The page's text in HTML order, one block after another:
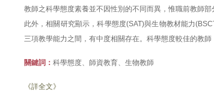
教師之科學態度素養並不因性別的不同而異，惟職前教師部
此外，相關研究顯示，科學態度(SAT)與生物教材能力
三項教學能力之間，有中度相關存在。科學態度較佳的教師
關鍵詞： 科學態度、師資教育、生物教師
《詳全文》